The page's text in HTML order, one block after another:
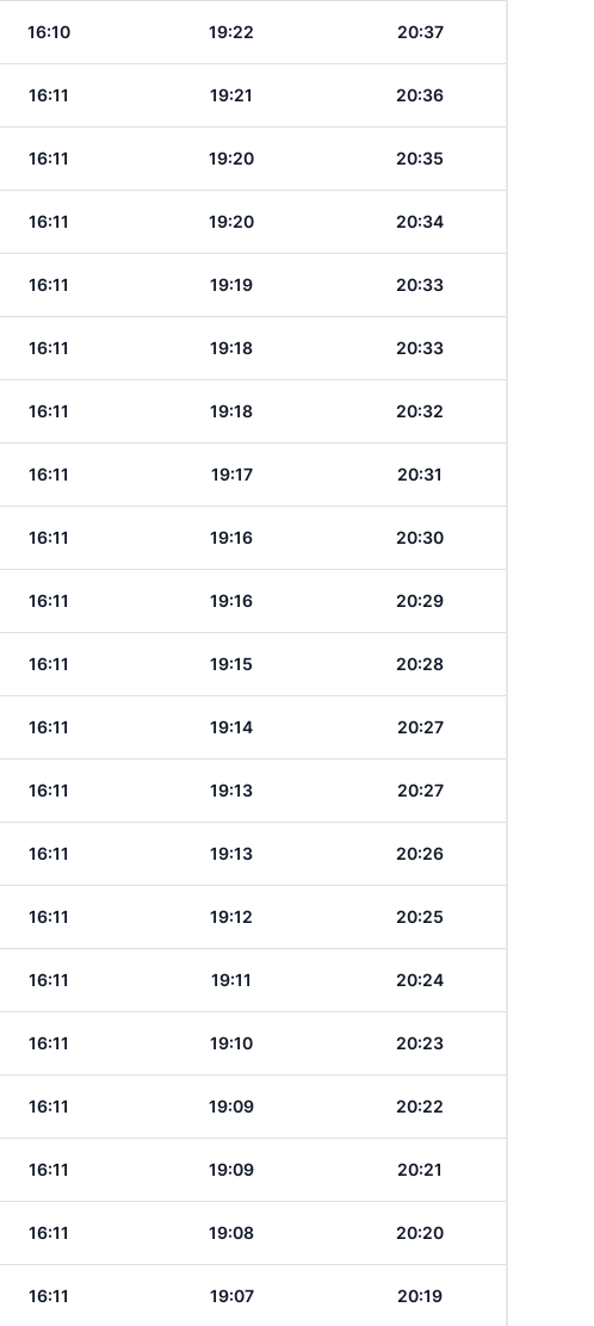
16:10 19:22 20:37
16:11 19:21 20:36
16:11 19:20 20:35
16:11 19:20 20:34
16:11 19:19 20:33
16:11 19:18 20:33
16:11 19:18 20:32
16:11 19:17 20:31
16:11 19:16 20:30
16:11 19:16 20:29
16:11 19:15 20:28
16:11 19:14 20:27
16:11 19:13 20:27
16:11 19:13 20:26
16:11 19:12 20:25
16:11 19:11 20:24
16:11 19:10 20:23
16:11 19:09 20:22
16:11 19:09 20:21
16:11 19:08 20:20
16:11 19:07 20:19